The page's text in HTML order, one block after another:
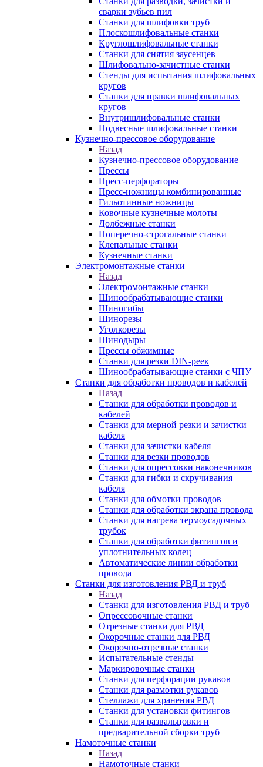
сварки зубьев пил
Станки для шлифовки труб
Плоскошлифовальные станки
Круглошлифовальные станки
Станки для снятия заусенцев
Шлифовально-зачистные станки
Стенды для испытания шлифовальных
кругов
Станки для правки шлифовальных
кругов
Внутришлифовальные станки
Подвесные шлифовальные станки
Кузнечно-прессовое оборудование
Назад
Кузнечно-прессовое оборудование
Прессы
Пресс-перфораторы
Пресс-ножницы комбинированные
Гильотинные ножницы
Ковочные кузнечные молоты
Долбежные станки
Поперечно-строгальные станки
Клепальные станки
Кузнечные станки
Электромонтажные станки
Назад
Электромонтажные станки
Шинообрабатывающие станки
Шиногибы
Шинорезы
Уголкорезы
Шинодыры
Прессы обжимные
Станки для резки DIN-реек
Шинообрабатывающие станки с ЧПУ
Станки для обработки проводов и кабелей
Назад
Станки для обработки проводов и
кабелей
Станки для мерной резки и зачистки
кабеля
Станки для зачистки кабеля
Станки для резки проводов
Станки для опрессовки наконечников
Станки для гибки и скручивания
кабеля
Станки для обмотки проводов
Станки для обработки экрана провода
Станки для нагрева термоусадочных
трубок
Станки для обработки фитингов и
уплотнительных колец
Автоматические линии обработки
провода
Станки для изготовления РВД и труб
Назад
Станки для изготовления РВД и труб
Опрессовочные станки
Отрезные станки для РВД
Окорочные станки для РВД
Окорочно-отрезные станки
Испытательные стенды
Маркировочные станки
Станки для перфорации рукавов
Станки для размотки рукавов
Стеллажи для хранения РВД
Станки для установки фитингов
Станки для развальцовки и
предварительной сборки труб
Намоточные станки
Назад
Намоточные станки